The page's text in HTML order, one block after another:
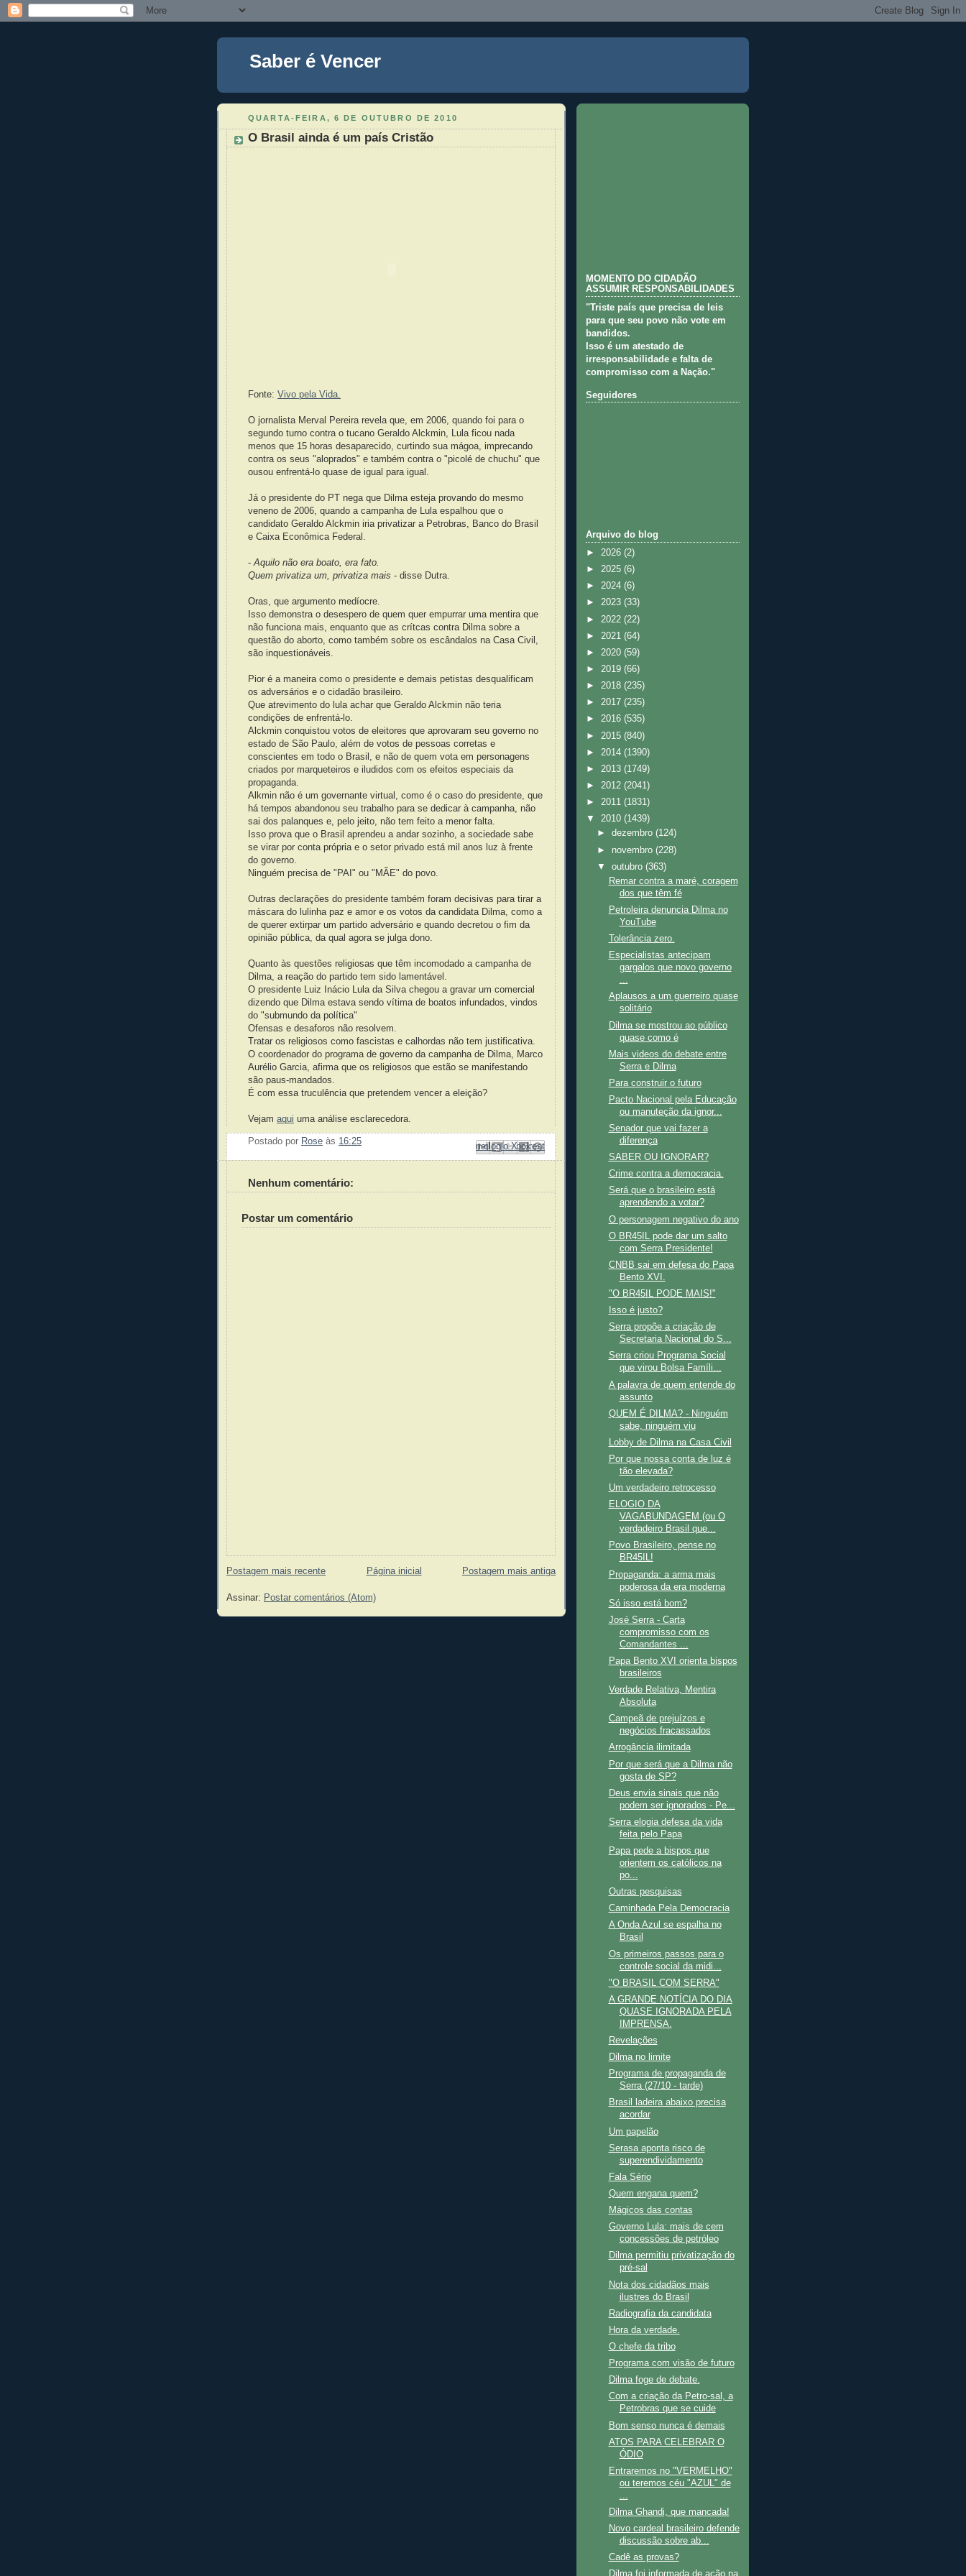
Saber é Vencer
QUARTA-FEIRA, 6 DE OUTUBRO DE 2010
O Brasil ainda é um país Cristão
Fonte: Vivo pela Vida.
O jornalista Merval Pereira revela que, em 2006, quando foi para o
segundo turno contra o tucano Geraldo Alckmin, Lula ficou nada
menos que 15 horas desaparecido, curtindo sua mágoa, imprecando
contra os seus "aloprados" e também contra o "picolé de chuchu" que
ousou enfrentá-lo quase de igual para igual.
Já o presidente do PT nega que Dilma esteja provando do mesmo
veneno de 2006, quando a campanha de Lula espalhou que o
candidato Geraldo Alckmin iria privatizar a Petrobras, Banco do Brasil
e Caixa Econômica Federal.
- Aquilo não era boato, era fato.
Quem privatiza um, privatiza mais - disse Dutra.
Oras, que argumento medíocre.
Isso demonstra o desespero de quem quer empurrar uma mentira que
não funciona mais, enquanto que as crítcas contra Dilma sobre a
questão do aborto, como também sobre os escândalos na Casa Civil,
são inquestionáveis.
Pior é a maneira como o presidente e demais petistas desqualificam
os adversários e o cidadão brasileiro.
Que atrevimento do lula achar que Geraldo Alckmin não teria
condições de enfrentá-lo.
Alckmin conquistou votos de eleitores que aprovaram seu governo no
estado de São Paulo, além de votos de pessoas corretas e
conscientes em todo o Brasil, e não de quem vota em personagens
criados por marqueteiros e iludidos com os efeitos especiais da
propaganda.
Alkmin não é um governante virtual, como é o caso do presidente, que
há tempos abandonou seu trabalho para se dedicar à campanha, não
sai dos palanques e, pelo jeito, não tem feito a menor falta.
Isso prova que o Brasil aprendeu a andar sozinho, a sociedade sabe
se virar por conta própria e o setor privado está mil anos luz à frente
do governo.
Ninguém precisa de "PAI" ou "MÃE" do povo.
Outras declarações do presidente também foram decisivas para tirar a
máscara do lulinha paz e amor e os votos da candidata Dilma, como a
de querer extirpar um partido adversário e quando decretou o fim da
opinião pública, da qual agora se julga dono.
Quanto às questões religiosas que têm incomodado a campanha de
Dilma, a reação do partido tem sido lamentável.
O presidente Luiz Inácio Lula da Silva chegou a gravar um comercial
dizendo que Dilma estava sendo vítima de boatos infundados, vindos
do "submundo da política"
Ofensas e desaforos não resolvem.
Tratar os religiosos como fascistas e calhordas não tem justificativa.
O coordenador do programa de governo da campanha de Dilma, Marco
Aurélio Garcia, afirma que os religiosos que estão se manifestando
são paus-mandados.
É com essa truculência que pretendem vencer a eleição?
Vejam aqui uma análise esclarecedora.
Postado por Rose às 16:25 Enviar por e-mail
Postar no blog!
Compartilhar no X
Compartilhar no Facebook
Compartilhar com o Pinterest
Nenhum comentário:
Postar um comentário
Postagem mais recente Postagem mais antiga
Página inicial
Assinar: Postar comentários (Atom)
MOMENTO DO CIDADÃO
ASSUMIR RESPONSABILIDADES
"Triste país que precisa de leis
para que seu povo não vote em
bandidos.
Isso é um atestado de
irresponsabilidade e falta de
compromisso com a Nação."
Seguidores
Arquivo do blog
► 2026 (2)
► 2025 (6)
► 2024 (6)
► 2023 (33)
► 2022 (22)
► 2021 (64)
► 2020 (59)
► 2019 (66)
► 2018 (235)
► 2017 (235)
► 2016 (535)
► 2015 (840)
► 2014 (1390)
► 2013 (1749)
► 2012 (2041)
► 2011 (1831)
▼ 2010 (1439)
►dezembro(124)
► novembro(228)
▼outubro(363)
Remar contra a maré, coragem
dos que têm fé
Petroleira denuncia Dilma no
YouTube
Tolerância zero.
Especialistas antecipam
gargalos que novo governo
...
Aplausos a um guerreiro quase
solitário
Dilma se mostrou ao público
quase como é
Mais videos do debate entre
Serra e Dilma
Para construir o futuro
Pacto Nacional pela Educação
ou manuteção da ignor...
Senador que vai fazer a
diferença
SABER OU IGNORAR?
Crime contra a democracia.
Será que o brasileiro está
aprendendo a votar?
O personagem negativo do ano
O BR45IL pode dar um salto
com Serra Presidente!
CNBB sai em defesa do Papa
Bento XVI.
"O BR45IL PODE MAIS!"
Isso é justo?
Serra propõe a criação de
Secretaria Nacional do S...
Serra criou Programa Social
que virou Bolsa Famíli...
A palavra de quem entende do
assunto
QUEM É DILMA? - Ninguém
sabe, ninguém viu
Lobby de Dilma na Casa Civil
Por que nossa conta de luz é
tão elevada?
Um verdadeiro retrocesso
ELOGIO DA
VAGABUNDAGEM (ou O
verdadeiro Brasil que...
Povo Brasileiro, pense no
BR45IL!
Propaganda: a arma mais
poderosa da era moderna
Só isso está bom?
José Serra - Carta
compromisso com os
Comandantes ...
Papa Bento XVI orienta bispos
brasileiros
Verdade Relativa, Mentira
Absoluta
Campeã de prejuízos e
negócios fracassados
Arrogância ilimitada
Por que será que a Dilma não
gosta de SP?
Deus envia sinais que não
podem ser ignorados - Pe...
Serra elogia defesa da vida
feita pelo Papa
Papa pede a bispos que
orientem os católicos na
po...
Outras pesquisas
Caminhada Pela Democracia
A Onda Azul se espalha no
Brasil
Os primeiros passos para o
controle social da midi...
"O BRASIL COM SERRA"
A GRANDE NOTÍCIA DO DIA
QUASE IGNORADA PELA
IMPRENSA.
Revelações
Dilma no limite
Programa de propaganda de
Serra (27/10 - tarde)
Brasil ladeira abaixo precisa
acordar
Um papelão
Serasa aponta risco de
superendividamento
Fala Sério
Quem engana quem?
Mágicos das contas
Governo Lula: mais de cem
concessões de petróleo
Dilma permitiu privatização do
pré-sal
Nota dos cidadãos mais
ilustres do Brasil
Radiografia da candidata
Hora da verdade.
O chefe da tribo
Programa com visão de futuro
Dilma foge de debate.
Com a criação da Petro-sal, a
Petrobras que se cuide
Bom senso nunca é demais
ATOS PARA CELEBRAR O
ÓDIO
Entraremos no "VERMELHO"
ou teremos céu "AZUL" de
Dilma Ghandi, que mancada!
Novo cardeal brasileiro defende
discussão sobre ab...
Cadê as provas?